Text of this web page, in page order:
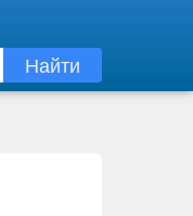
Найти